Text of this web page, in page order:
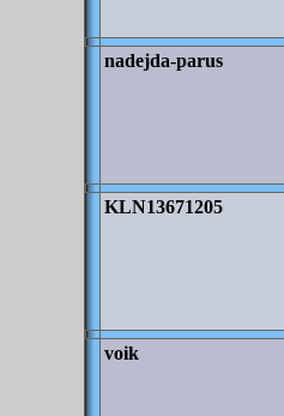
nadejda-parus
KLN13671205
voik